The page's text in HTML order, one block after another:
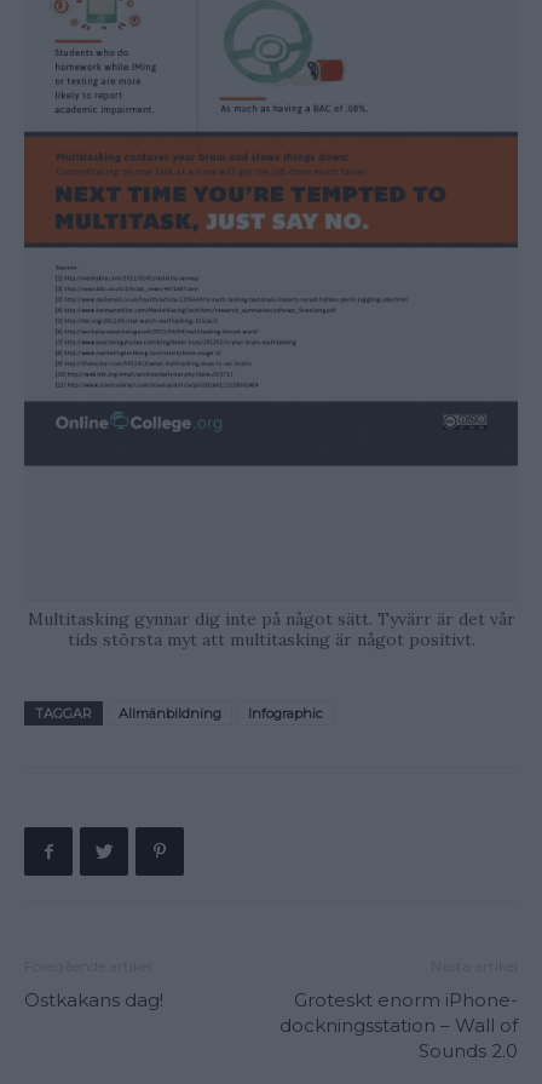
Multitasking gynnar dig inte på något sätt. Tyvärr är det vår
tids största myt att multitasking är något positivt.
TAGGAR Allmänbildning Infographic
Ostkakans dag!
Groteskt enorm iPhone-
dockningsstation – Wall of
Sounds 2.0